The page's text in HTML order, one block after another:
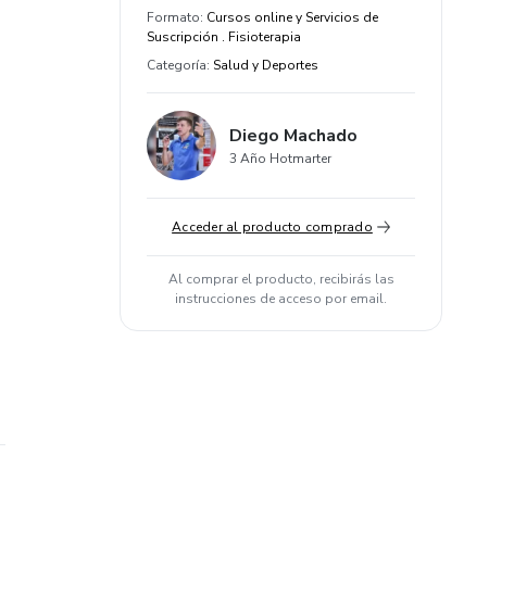
Formato: Cursos online y Servicios de
Suscripción . Fisioterapia
Categoría: Salud y Deportes
Diego Machado
3 Año Hotmarter
Acceder al producto comprado
Al comprar el producto, recibirás las
instrucciones de acceso por email.